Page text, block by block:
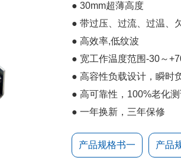
● 30mm超薄高度
● 带过压、过流、过温、
● 高效率,低纹波
● 宽工作温度范围-30～
● 高容性负载设计，瞬时
● 高可靠性，100%老化
● 一年换新，三年保修
产品规格书一 产品